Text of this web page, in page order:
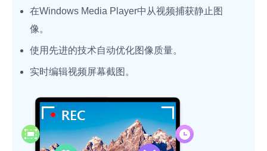
在Windows Media Player中从视频捕获静止图
像。
使用先进的技术自动优化图像质量。
实时编辑视频屏幕截图。